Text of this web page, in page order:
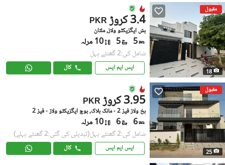
مقبول
18
PKR 3.4 کروڑ
بش ایگزیکٹو ولاز, ملتان
5
5 10 مرلہ
شامل کی:2 گھنٹے پہل
ایس ایم ایس کال
مقبول
25
PKR 3.95 کروڑ
بخ ولاز فیز 2 - مانک بلاک, بوچ ایگزیکٹو ولاز - فیز 2
6
6 10 مرلہ
شامل کی:2 گھنٹے پہل (تبدیلی کی گئی:2 گھنٹے پہلے)
ایس ایم ایس کال